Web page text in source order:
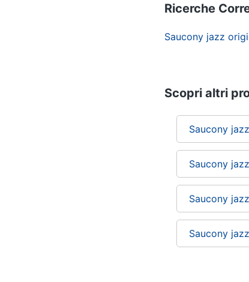
Ricerche
Saucony jazz
Scopri altri
Saucony jazz
Saucony
Saucony
Saucony